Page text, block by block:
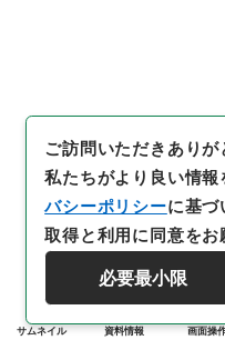
サムネイル 資料情報 画面操
ご訪問いただきありが
私たちがより良い情報
バシーポリシーに基
取得と利用に同意をお
必要最小限